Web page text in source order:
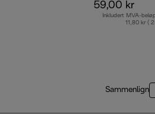
59,00 kr
Inkludert MVA-
11,80 kr (
Sammenlign